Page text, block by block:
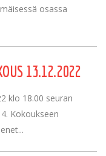
osassa
13.12.2022
klo 18.00 seuran
Kokoukseen